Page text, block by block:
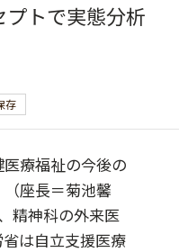
トで実態分析
存
療福祉の今後の
座長＝菊池馨
精神科の外来医
は自立支援医療